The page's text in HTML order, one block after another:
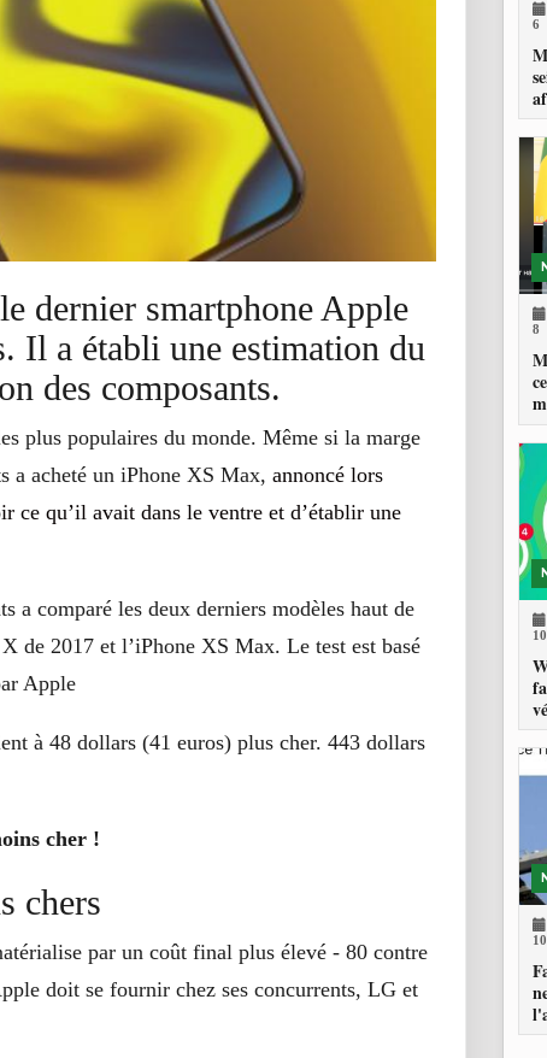
dernier smartphone Apple
Il a établi une estimation du
des composants.
plus populaires du monde. Même si la marge
a acheté un iPhone XS Max, annoncé lors
ce qu’il avait dans le ventre et d’établir une
a comparé les deux derniers modèles haut de
de 2017 et l’iPhone XS Max. Le test est basé
Apple
à 48 dollars (41 euros) plus cher. 443 dollars
cher !
chers
par un coût final plus élevé - 80 contre
doit se fournir chez ses concurrents, LG et
6
8